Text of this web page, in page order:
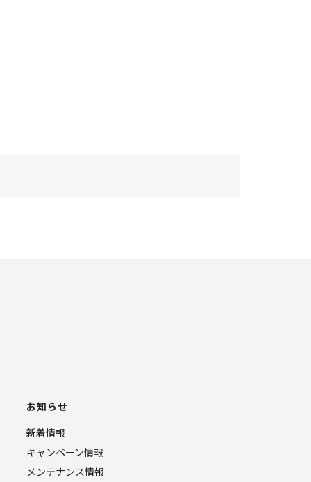
お知らせ
新着情報
キャンペーン情報
メンテナンス情報